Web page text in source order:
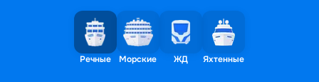
Речные Морские ЖД Яхтенные